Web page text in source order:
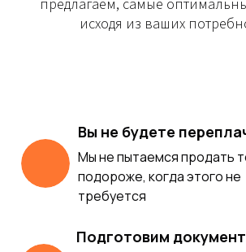
предлагаем, самые
исходя из ваших
Вы не будете
Мы не пытаемся продать
подороже, когда этого не
требуется
Подготовим